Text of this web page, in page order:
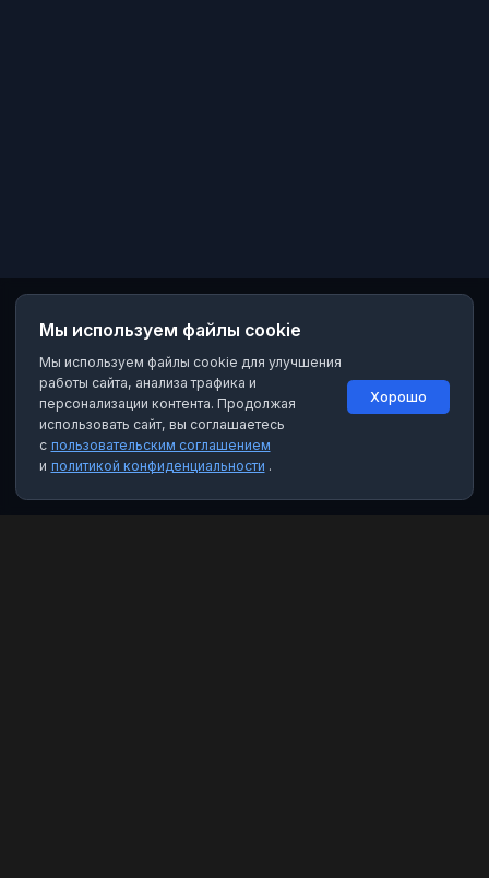
Мы используем файлы cookie
Мы используем файлы cookie для улучшения
работы сайта, анализа трафика и
персонализации контента. Продолжая
использовать сайт, вы соглашаетесь
с пользовательским соглашением
и политикой конфиденциальности .
Хорошо